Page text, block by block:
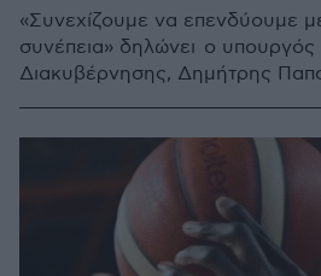
«Συνεχίζουμε να επενδύουμε
συνέπεια» δηλώνει ο
Διακυβέρνησης, Δημήτρης